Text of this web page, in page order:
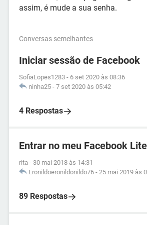
assim, é mude a sua senha.
Conversas semelhantes
Iniciar sessão de Facebook
SofiaLopes1283 - 6 set 2020 às 08:36
ninha25 - 7 set 2020 às 05:42
4 Respostas
Entrar no meu Facebook Lite
rita - 30 mai 2018 às 14:31
Eronildoeronildonildo76 - 25 mai 2019 às
89 Respostas